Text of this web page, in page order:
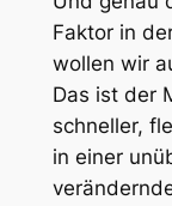
Faktor in
wollen wir
Das ist der
schneller,
in einer